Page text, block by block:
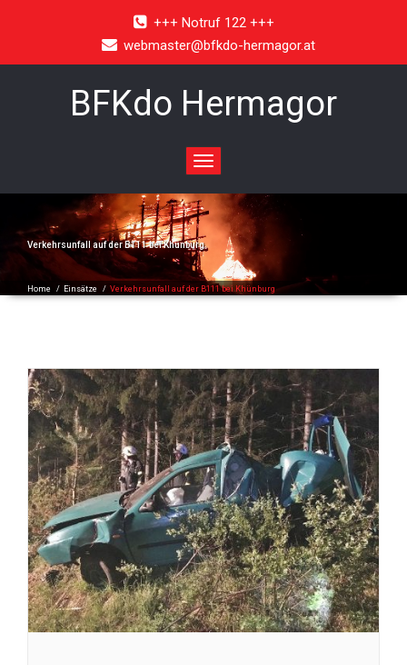
+++ Notruf 122 +++
webmaster@bfkdo-hermagor.at
BFKdo Hermagor
Toggle
navigation
Verkehrsunfall auf der B111 bei Khünburg
Home / Einsätze / Verkehrsunfall auf der B111 bei Khünburg